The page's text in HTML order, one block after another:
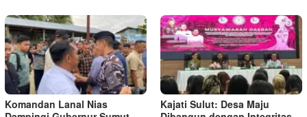
Komandan Lanal Nias
Kajati Sulut: Desa Maju